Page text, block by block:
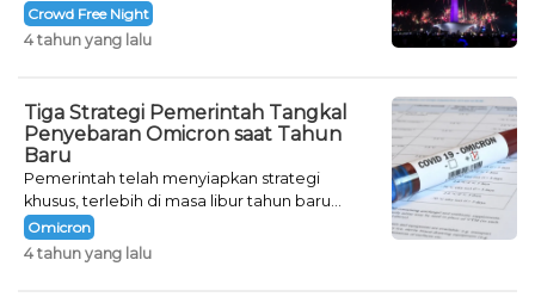
Crowd Free Night selama dua hari.
Crowd Free Night
4 tahun yang lalu
Tiga Strategi Pemerintah Tangkal
Penyebaran Omicron saat Tahun
Baru
Pemerintah telah menyiapkan strategi
khusus, terlebih di masa libur tahun baru
seperti saat ini.
Omicron
4 tahun yang lalu